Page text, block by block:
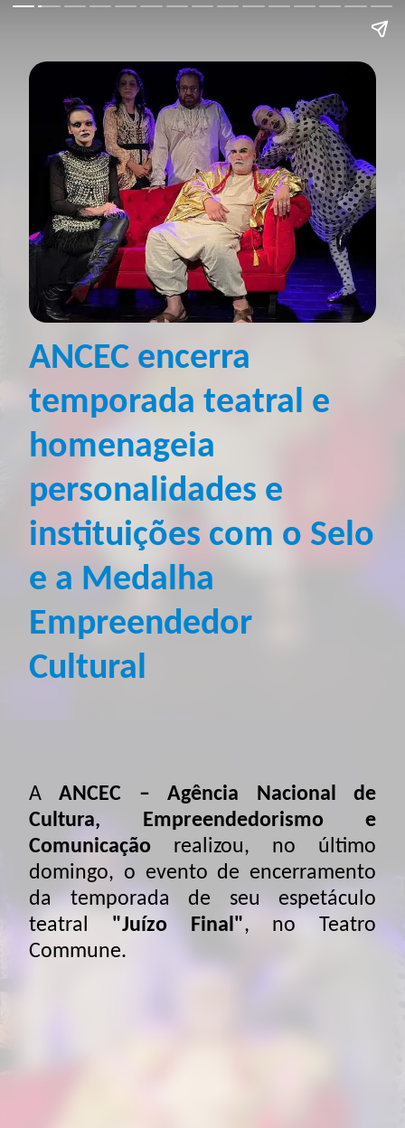
ANCEC encerra
temporada teatral e
homenageia
personalidades e
instituições com o Selo
e a Medalha
Empreendedor
Cultural
AANCEC – Agência Nacional de
Cultura, Empreendedorismo e
Comunicação realizou, no último
domingo, o evento de encerramento
da temporada de seu espetáculo
teatral "Juízo Final", no Teatro
Commune.